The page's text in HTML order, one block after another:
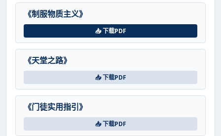
《制服物质主义》
📥 下载PDF
《天堂之路》
📥 下载PDF
《门徒实用指引》
📥 下载PDF